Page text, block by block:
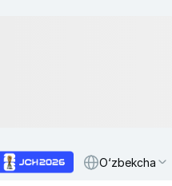
O‘zbekcha